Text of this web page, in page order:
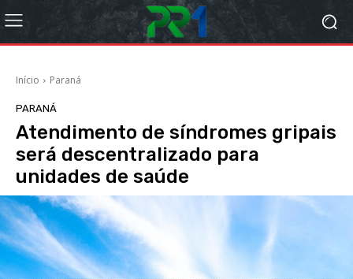
Início Paraná
PARANÁ
Atendimento de síndromes gripais
será descentralizado para
unidades de saúde